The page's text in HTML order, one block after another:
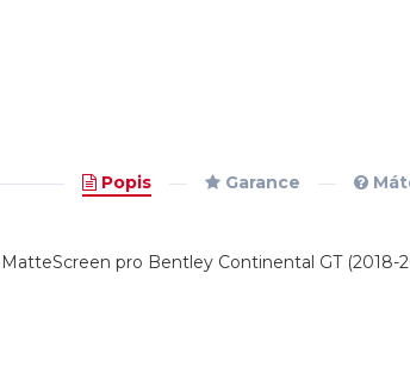
Popis Garance
pro Bentley Continental GT (2018-